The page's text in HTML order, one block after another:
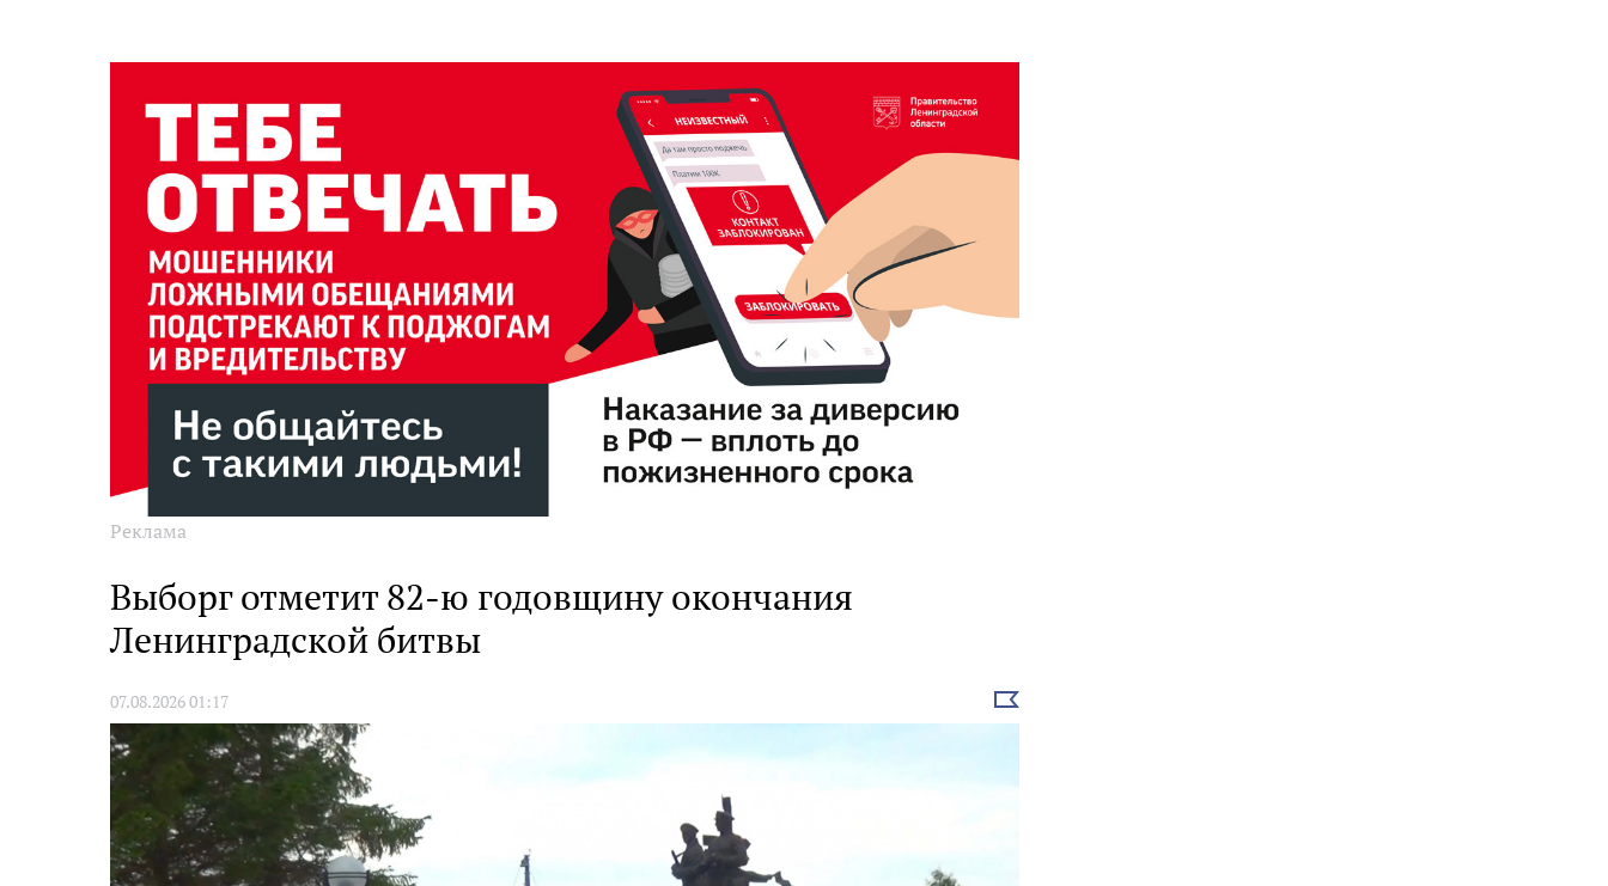
Реклама
Выборг отметит 82-ю годовщину окончания
Ленинградской битвы
07.08.2026 01:17
Выбрать
новость